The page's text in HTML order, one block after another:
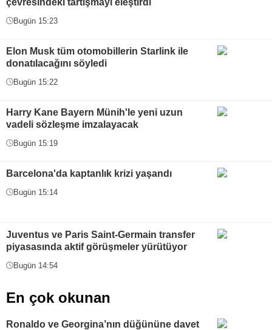
Bugün 15:23
Elon Musk tüm otomobillerin Starlink ile
donatılacağını söyledi
Bugün 15:22
Harry Kane Bayern Münih'le yeni uzun
vadeli sözleşme imzalayacak
Bugün 15:19
Barcelona'da kaptanlık krizi yaşandı
Bugün 15:14
Juventus ve Paris Saint-Germain transfer
piyasasında aktif görüşmeler yürütüyor
Bugün 14:54
En çok okunan
Ronaldo ve Georgina’nın düğününe davet